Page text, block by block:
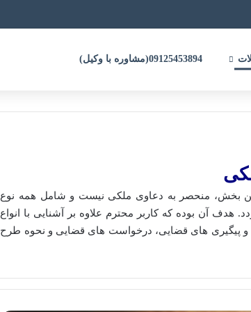
بخش، منحصر به دعاوی ملکی نیست و شامل همه نوع
هدف آن بوده که کاربر محترم علاوه بر آشنایی با انواع
و پیگیری های قضایی، درخواست های قضایی و نحوه طرح